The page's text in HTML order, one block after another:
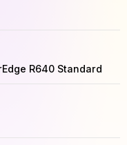
R640 Standard